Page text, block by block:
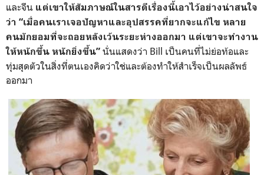
และจีน แต่เขาให้สัมภาษณ์ในสารดีเรื่องนี้เอาไว้อย่างน่าสนใจ
ว่า “เมื่อคนเราเจอปัญหาและอุปสรรคที่ยากจะแก้ไข หลาย
คนมักยอมที่จะถอยหลังเว้นระยะห่างออกมา แต่เขาจะทำงาน
ให้หนักขึ้น หนักยิ่งขึ้น” นั่นแสดงว่า Bill เป็นคนที่ไม่ย่อท้อและ
ทุ่มสุดตัวในสิ่งที่ตนเองคิดว่าใช่และต้องทำให้สำเร็จเป็นผลลัพธ์
ออกมา